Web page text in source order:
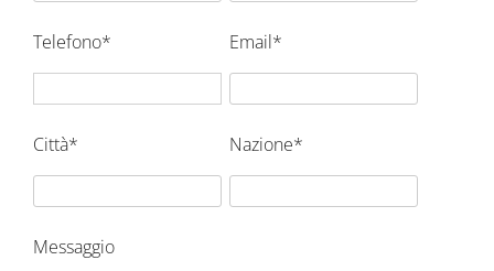
Telefono* Email*
Città* Nazione*
Messaggio